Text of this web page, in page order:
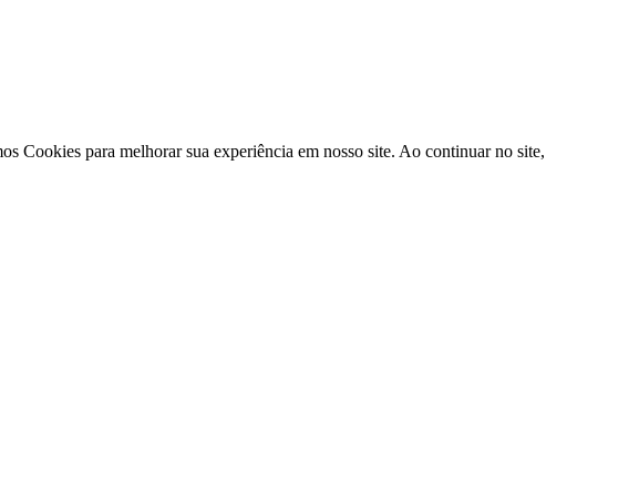
Cookies para melhorar sua experiência em nosso site. Ao continuar no site,